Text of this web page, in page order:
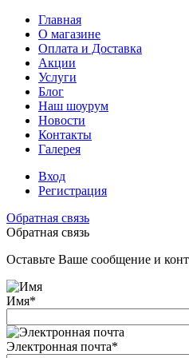
Главная
О магазине
Оплата и Доставка
Акции
Услуги
Блог
Наш шоурум
Новости
Контакты
Галерея
Вход
Регистрация
Обратная связь
Обратная связь
Оставьте Ваше сообщение и
Имя*
Электронная почта*